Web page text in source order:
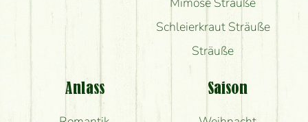
Schleierkraut Sträuße
Sträuße
Anlass Saison